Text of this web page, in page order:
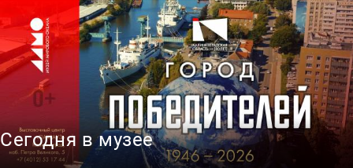
Сегодня в музее